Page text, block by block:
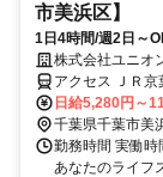
市美浜区】
1日4時間/週2日～
＆携帯貸与♪
株式会社ユニオ
アクセス ＪＲ京
北口徒歩約12分
区エリア（稲毛
千葉駅、新千葉
日給5,280円～
千葉県千葉市美
勤務時間 実働時
あなたのライフ